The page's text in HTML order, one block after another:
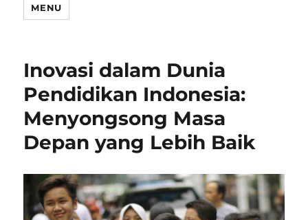
MENU
Inovasi dalam Dunia
Pendidikan Indonesia:
Menyongsong Masa
Depan yang Lebih Baik